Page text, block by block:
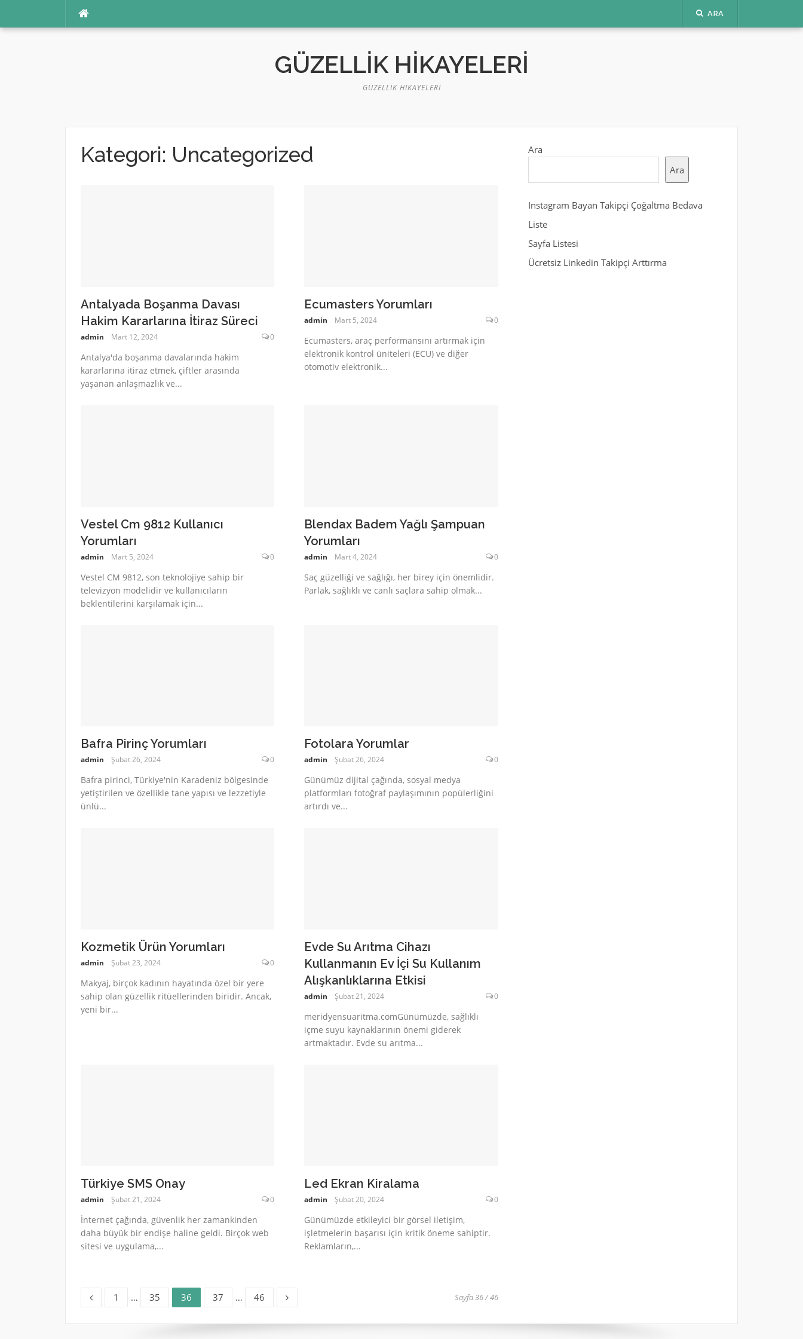
ARA
GÜZELLIK HIKAYELERI
GÜZELLIK HIKAYELERI
Kategori: Uncategorized
Antalyada Boşanma Davası
Hakim Kararlarına İtiraz Süreci
admin Mart 12, 2024 0
Antalya'da boşanma davalarında hakim
kararlarına itiraz etmek, çiftler arasında
yaşanan anlaşmazlık ve...
Ecumasters Yorumları
admin Mart 5, 2024 0
Ecumasters, araç performansını artırmak için
elektronik kontrol üniteleri (ECU) ve diğer
otomotiv elektronik...
Vestel Cm 9812 Kullanıcı
Yorumları
admin Mart 5, 2024 0
Vestel CM 9812, son teknolojiye sahip bir
televizyon modelidir ve kullanıcıların
beklentilerini karşılamak için...
Blendax Badem Yağlı Şampuan
Yorumları
admin Mart 4, 2024 0
Saç güzelliği ve sağlığı, her birey için önemlidir.
Parlak, sağlıklı ve canlı saçlara sahip olmak...
Bafra Pirinç Yorumları
admin Şubat 26, 2024 0
Bafra pirinci, Türkiye'nin Karadeniz bölgesinde
yetiştirilen ve özellikle tane yapısı ve lezzetiyle
ünlü...
Fotolara Yorumlar
admin Şubat 26, 2024 0
Günümüz dijital çağında, sosyal medya
platformları fotoğraf paylaşımının popülerliğini
artırdı ve...
Kozmetik Ürün Yorumları
admin Şubat 23, 2024 0
Makyaj, birçok kadının hayatında özel bir yere
sahip olan güzellik ritüellerinden biridir. Ancak,
yeni bir...
Evde Su Arıtma Cihazı
Kullanmanın Ev İçi Su Kullanım
Alışkanlıklarına Etkisi
admin Şubat 21, 2024 0
meridyensuaritma.comGünümüzde, sağlıklı
içme suyu kaynaklarının önemi giderek
artmaktadır. Evde su arıtma...
Türkiye SMS Onay
admin Şubat 21, 2024 0
İnternet çağında, güvenlik her zamankinden
daha büyük bir endişe haline geldi. Birçok web
sitesi ve uygulama,...
Led Ekran Kiralama
admin Şubat 20, 2024 0
Günümüzde etkileyici bir görsel iletişim,
işletmelerin başarısı için kritik öneme sahiptir.
Reklamların,...
Yazı
sayfalaması
Sayfa
1 … Sayfa
35 Sayfa
36 Sayfa
37 … Sayfa
46 Sayfa 36 / 46
Ara
Ara
Instagram Bayan Takipçi Çoğaltma Bedava
Liste
Sayfa Listesi
Ücretsiz Linkedin Takipçi Arttırma